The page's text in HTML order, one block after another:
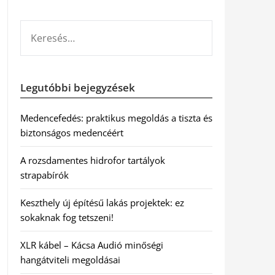
Legutóbbi bejegyzések
Medencefedés: praktikus megoldás a tiszta és
biztonságos medencéért
A rozsdamentes hidrofor tartályok
strapabírók
Keszthely új építésű lakás projektek: ez
sokaknak fog tetszeni!
XLR kábel – Kácsa Audió minőségi
hangátviteli megoldásai